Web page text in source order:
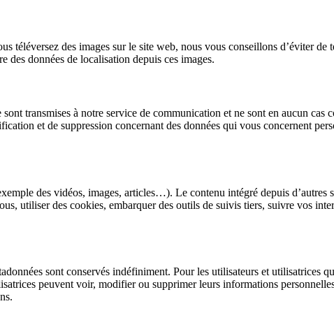
téléversez des images sur le site web, nous vous conseillons d’éviter
des données de localisation depuis ces images.
transmises à notre service de communication et ne sont en aucun
et de suppression concernant des données qui vous concernent
des vidéos, images, articles…). Le contenu intégré depuis d’autres
utiliser des cookies, embarquer des outils de suivis tiers, suivre vos
sont conservés indéfiniment. Pour les utilisateurs et utilisatrices
peuvent voir, modifier ou supprimer leurs informations